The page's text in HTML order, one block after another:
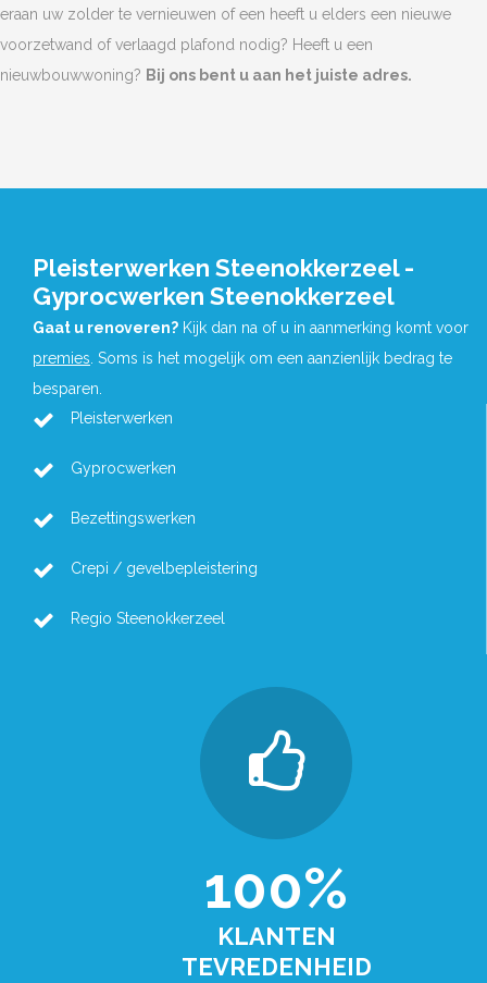
eraan uw zolder te vernieuwen of een heeft u elders een nieuwe
voorzetwand of verlaagd plafond nodig? Heeft u een
nieuwbouwwoning? Bij ons bent u aan het juiste adres.
Pleisterwerken Steenokkerzeel -
Gyprocwerken Steenokkerzeel
Gaat u renoveren? Kijk dan na of u in aanmerking komt voor
premies. Soms is het mogelijk om een aanzienlijk bedrag te
besparen.
Pleisterwerken
Gyprocwerken
Bezettingswerken
Crepi / gevelbepleistering
Regio Steenokkerzeel
100%
KLANTEN
TEVREDENHEID